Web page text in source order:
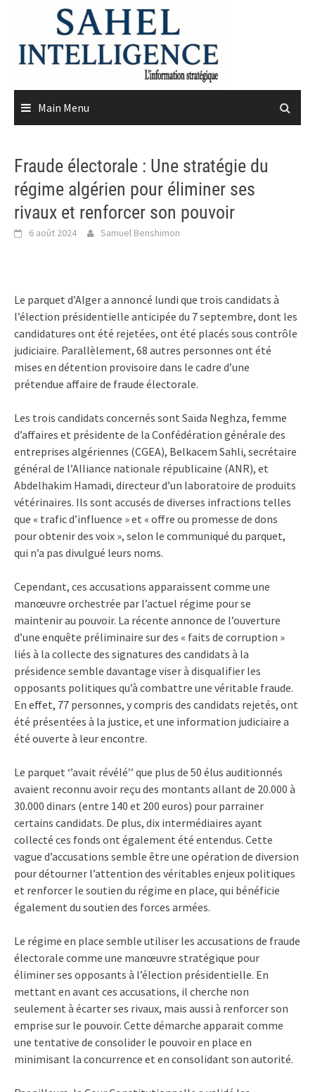
content
Main Menu
Fraude électorale : Une stratégie du
régime algérien pour éliminer ses
rivaux et renforcer son pouvoir
6 août 2024 Samuel Benshimon
Le parquet d’Alger a annoncé lundi que trois candidats à
l’élection présidentielle anticipée du 7 septembre, dont les
candidatures ont été rejetées, ont été placés sous contrôle
judiciaire. Parallèlement, 68 autres personnes ont été
mises en détention provisoire dans le cadre d’une
prétendue affaire de fraude électorale.
Les trois candidats concernés sont Saïda Neghza, femme
d’affaires et présidente de la Confédération générale des
entreprises algériennes (CGEA), Belkacem Sahli, secrétaire
général de l’Alliance nationale républicaine (ANR), et
Abdelhakim Hamadi, directeur d’un laboratoire de produits
vétérinaires. Ils sont accusés de diverses infractions telles
que « trafic d’influence » et « offre ou promesse de dons
pour obtenir des voix », selon le communiqué du parquet,
qui n’a pas divulgué leurs noms.
Cependant, ces accusations apparaissent comme une
manœuvre orchestrée par l’actuel régime pour se
maintenir au pouvoir. La récente annonce de l’ouverture
d’une enquête préliminaire sur des « faits de corruption »
liés à la collecte des signatures des candidats à la
présidence semble davantage viser à disqualifier les
opposants politiques qu’à combattre une véritable fraude.
En effet, 77 personnes, y compris des candidats rejetés, ont
été présentées à la justice, et une information judiciaire a
été ouverte à leur encontre.
Le parquet ‘’avait révélé’’ que plus de 50 élus auditionnés
avaient reconnu avoir reçu des montants allant de 20.000 à
30.000 dinars (entre 140 et 200 euros) pour parrainer
certains candidats. De plus, dix intermédiaires ayant
collecté ces fonds ont également été entendus. Cette
vague d’accusations semble être une opération de diversion
pour détourner l’attention des véritables enjeux politiques
et renforcer le soutien du régime en place, qui bénéficie
également du soutien des forces armées.
Le régime en place semble utiliser les accusations de fraude
électorale comme une manœuvre stratégique pour
éliminer ses opposants à l’élection présidentielle. En
mettant en avant ces accusations, il cherche non
seulement à écarter ses rivaux, mais aussi à renforcer son
emprise sur le pouvoir. Cette démarche apparait comme
une tentative de consolider le pouvoir en place en
minimisant la concurrence et en consolidant son autorité.